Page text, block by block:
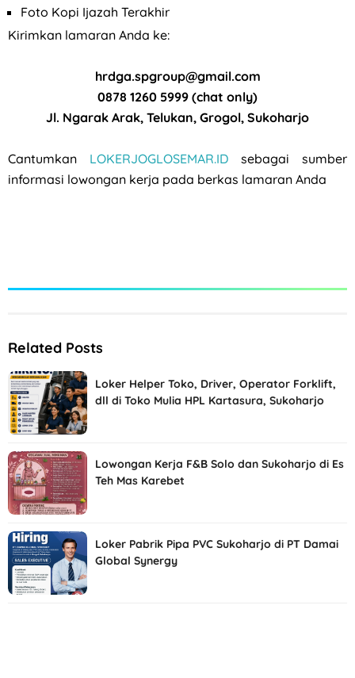
Foto Kopi Ijazah Terakhir
Kirimkan lamaran Anda ke:
hrdga.spgroup@gmail.com
0878 1260 5999 (chat only)
Jl. Ngarak Arak, Telukan, Grogol, Sukoharjo
Cantumkan LOKERJOGLOSEMAR.ID sebagai sumber
informasi lowongan kerja pada berkas lamaran Anda
Related Posts
Loker Helper Toko, Driver, Operator Forklift,
dll di Toko Mulia HPL Kartasura, Sukoharjo
Lowongan Kerja F&B Solo dan Sukoharjo di Es
Teh Mas Karebet
Loker Pabrik Pipa PVC Sukoharjo di PT Damai
Global Synergy